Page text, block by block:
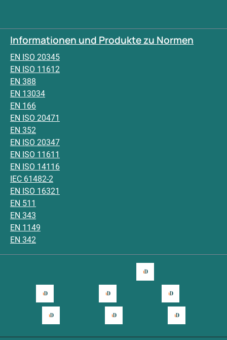
Informationen und Produkte zu Normen
EN ISO 20345
EN ISO 11612
EN 388
EN 13034
EN 166
EN ISO 20471
EN 352
EN ISO 20347
EN ISO 11611
EN ISO 14116
IEC 61482-2
EN ISO 16321
EN 511
EN 343
EN 1149
EN 342